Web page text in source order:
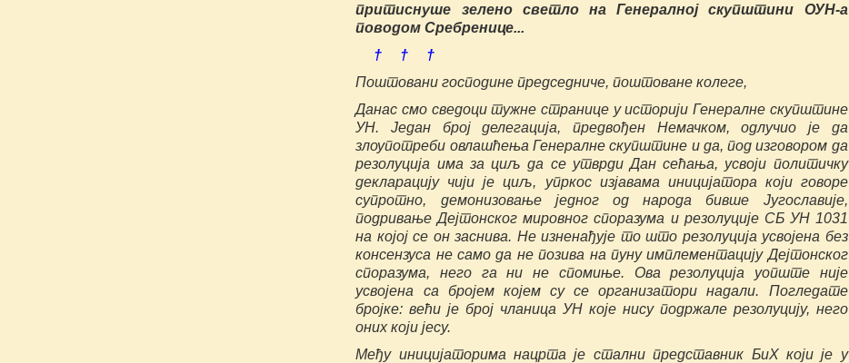
притиснуше зелено светло на Генералној скупштини ОУН-а
поводом Сребренице...
† † †
Поштовани господине председниче, поштоване колеге,
Данас смо сведоци тужне странице у историји Генералне скупштине
УН. Један број делегација, предвођен Немачком, одлучио је да
злоупотреби овлашћења Генералне скупштине и да, под изговором да
резолуција има за циљ да се утврди Дан сећања, усвоји политичку
декларацију чији је циљ, упркос изјавама иницијатора који говоре
супротно, демонизовање једног од народа бивше Југославије,
подривање Дејтонског мировног споразума и резолуције СБ УН 1031
на којој се он заснива. Не изненађује то што резолуција усвојена без
консензуса не само да не позива на пуну имплементацију Дејтонског
споразума, него га ни не спомиње. Ова резолуција уопште није
усвојена са бројем којем су се организатори надали. Погледате
бројке: већи је број чланица УН које нису подржале резолуцију, него
оних који јесу.
Међу иницијаторима нацрта је стални представник БиХ који је у